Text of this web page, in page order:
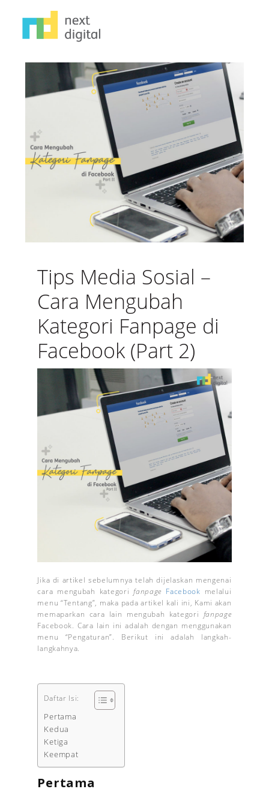
Tips Media Sosial –
Cara Mengubah
Kategori Fanpage di
Facebook (Part 2)
Jika di artikel sebelumnya telah dijelaskan mengenai
cara mengubah kategorifanpage Facebook melalui
menu “Tentang”, maka pada artikel kali ini, Kami akan
memaparkan cara lain mengubah kategori fanpage
Facebook. Cara lain ini adalah dengan menggunakan
menu “Pengaturan”. Berikut ini adalah langkah-
langkahnya.
Daftar Isi:
Pertama
Kedua
Ketiga
Keempat
Pertama